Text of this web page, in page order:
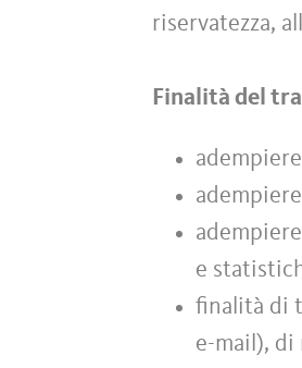
riservatezza,
Finalità del
e
finalità di
e-mail), di